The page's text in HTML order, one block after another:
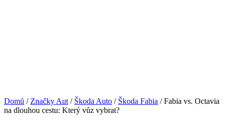
Domů / Značky Aut / Škoda Auto / Škoda Fabia / Fabia vs. Octavia
na dlouhou cestu: Který vůz vybrat?